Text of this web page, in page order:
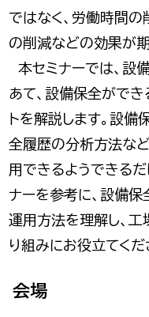
ではなく、労働時間の
の削減などの効果が期
本セミナーでは、設
あて、設備保全がで
トを解説します。設
全履歴の分析方法な
用できるようできるだ
ナーを参考に、設備保
運用方法を理解し、
り組みにお役立てくだ
会場